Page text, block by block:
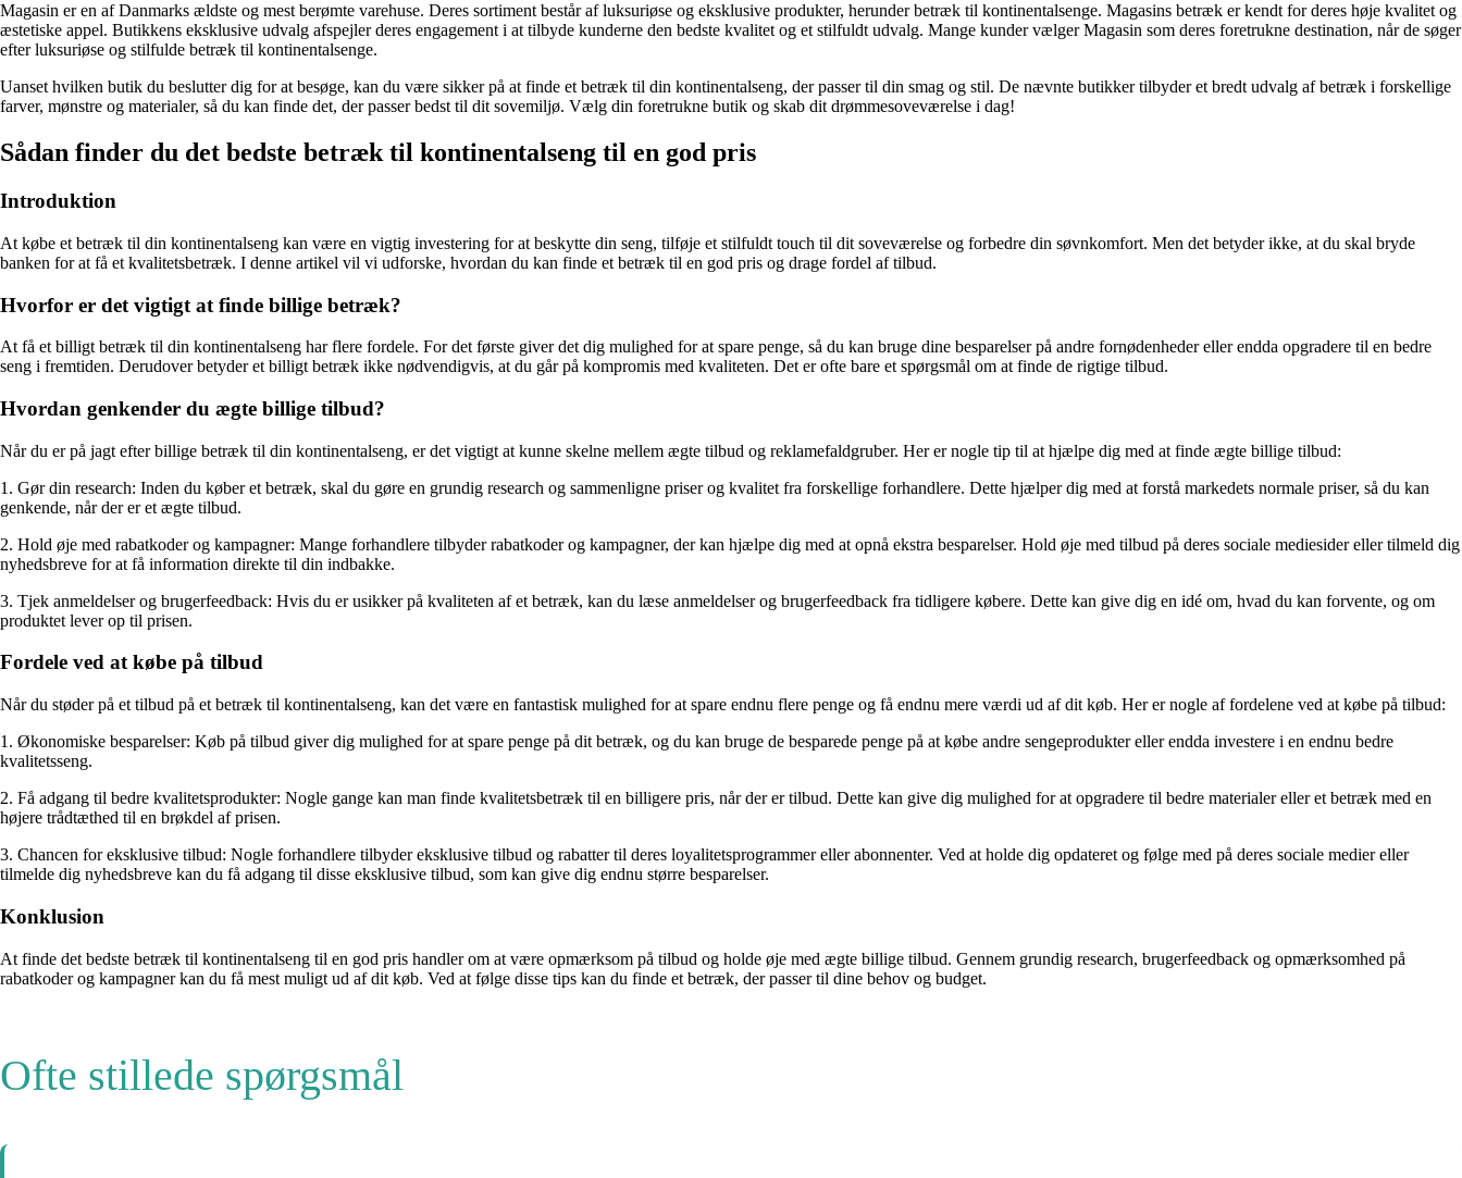
Magasin er en af Danmarks ældste og mest berømte varehuse. Deres sortiment består af luksuriøse og eksklusive produkter, herunder betræk til kontinentalsenge. Magasins betræk er kendt for deres høje kvalitet og
æstetiske appel. Butikkens eksklusive udvalg afspejler deres engagement i at tilbyde kunderne den bedste kvalitet og et stilfuldt udvalg. Mange kunder vælger Magasin som deres foretrukne destination, når de søger
efter luksuriøse og stilfulde betræk til kontinentalsenge.
Uanset hvilken butik du beslutter dig for at besøge, kan du være sikker på at finde et betræk til din kontinentalseng, der passer til din smag og stil. De nævnte butikker tilbyder et bredt udvalg af betræk i forskellige
farver, mønstre og materialer, så du kan finde det, der passer bedst til dit sovemiljø. Vælg din foretrukne butik og skab dit drømmesoveværelse i dag!
Sådan finder du det bedste betræk til kontinentalseng til en god pris
Introduktion
At købe et betræk til din kontinentalseng kan være en vigtig investering for at beskytte din seng, tilføje et stilfuldt touch til dit soveværelse og forbedre din søvnkomfort. Men det betyder ikke, at du skal bryde
banken for at få et kvalitetsbetræk. I denne artikel vil vi udforske, hvordan du kan finde et betræk til en god pris og drage fordel af tilbud.
Hvorfor er det vigtigt at finde billige betræk?
At få et billigt betræk til din kontinentalseng har flere fordele. For det første giver det dig mulighed for at spare penge, så du kan bruge dine besparelser på andre fornødenheder eller endda opgradere til en bedre
seng i fremtiden. Derudover betyder et billigt betræk ikke nødvendigvis, at du går på kompromis med kvaliteten. Det er ofte bare et spørgsmål om at finde de rigtige tilbud.
Hvordan genkender du ægte billige tilbud?
Når du er på jagt efter billige betræk til din kontinentalseng, er det vigtigt at kunne skelne mellem ægte tilbud og reklamefaldgruber. Her er nogle tip til at hjælpe dig med at finde ægte billige tilbud:
1. Gør din research: Inden du køber et betræk, skal du gøre en grundig research og sammenligne priser og kvalitet fra forskellige forhandlere. Dette hjælper dig med at forstå markedets normale priser, så du kan
genkende, når der er et ægte tilbud.
2. Hold øje med rabatkoder og kampagner: Mange forhandlere tilbyder rabatkoder og kampagner, der kan hjælpe dig med at opnå ekstra besparelser. Hold øje med tilbud på deres sociale mediesider eller tilmeld dig
nyhedsbreve for at få information direkte til din indbakke.
3. Tjek anmeldelser og brugerfeedback: Hvis du er usikker på kvaliteten af et betræk, kan du læse anmeldelser og brugerfeedback fra tidligere købere. Dette kan give dig en idé om, hvad du kan forvente, og om
produktet lever op til prisen.
Fordele ved at købe på tilbud
Når du støder på et tilbud på et betræk til kontinentalseng, kan det være en fantastisk mulighed for at spare endnu flere penge og få endnu mere værdi ud af dit køb. Her er nogle af fordelene ved at købe på tilbud:
1. Økonomiske besparelser: Køb på tilbud giver dig mulighed for at spare penge på dit betræk, og du kan bruge de besparede penge på at købe andre sengeprodukter eller endda investere i en endnu bedre
kvalitetsseng.
2. Få adgang til bedre kvalitetsprodukter: Nogle gange kan man finde kvalitetsbetræk til en billigere pris, når der er tilbud. Dette kan give dig mulighed for at opgradere til bedre materialer eller et betræk med en
højere trådtæthed til en brøkdel af prisen.
3. Chancen for eksklusive tilbud: Nogle forhandlere tilbyder eksklusive tilbud og rabatter til deres loyalitetsprogrammer eller abonnenter. Ved at holde dig opdateret og følge med på deres sociale medier eller
tilmelde dig nyhedsbreve kan du få adgang til disse eksklusive tilbud, som kan give dig endnu større besparelser.
Konklusion
At finde det bedste betræk til kontinentalseng til en god pris handler om at være opmærksom på tilbud og holde øje med ægte billige tilbud. Gennem grundig research, brugerfeedback og opmærksomhed på
rabatkoder og kampagner kan du få mest muligt ud af dit køb. Ved at følge disse tips kan du finde et betræk, der passer til dine behov og budget.
Ofte stillede spørgsmål